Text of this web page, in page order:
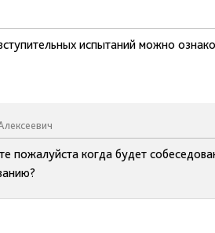
испытаний можно
пожалуйста когда будет